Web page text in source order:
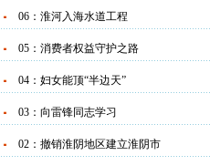
06：淮河入海水道工程
05：消费者权益守护之路
04：妇女能顶“半边天”
03：向雷锋同志学习
02：撤销淮阴地区建立淮阴市